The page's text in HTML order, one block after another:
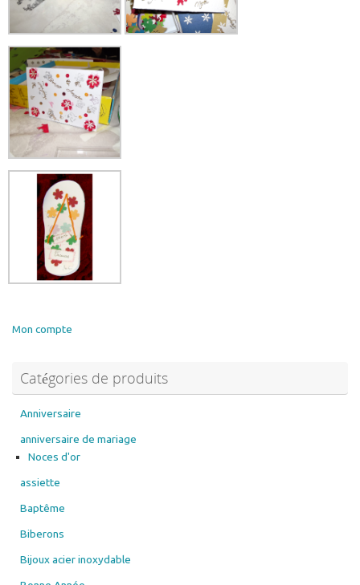
Mon compte
Catégories de produits
Anniversaire
anniversaire de mariage
Noces d'or
assiette
Baptême
Biberons
Bijoux acier inoxydable